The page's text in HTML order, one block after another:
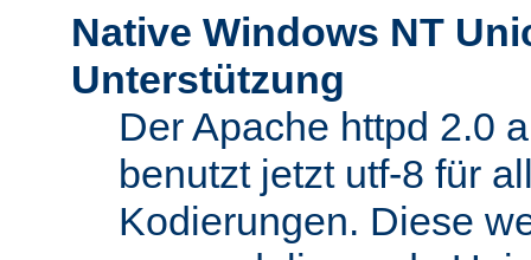
Native Windows NT
Unterstützung
Der Apache httpd 2.0
benutzt jetzt utf-8 für
Kodierungen. Diese